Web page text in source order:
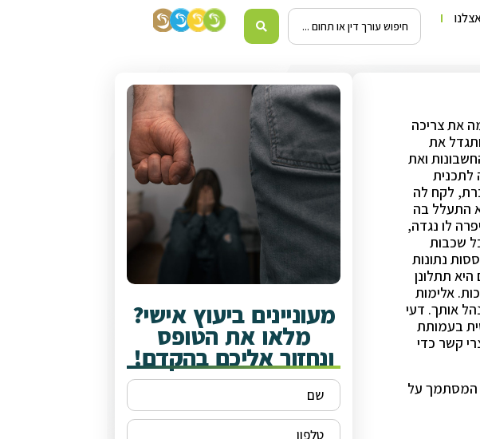
את צריכה
את
ואת
לתכנית
לקח לה
התעלל בה
לו נגדה,
שכבות
נתונות
תתלונן
אלימות
אותך. דעי
בעמותת
קשר כדי
המסתמך על
מעוניינים ביעוץ אישי?
מלאו את הטופס
ונחזור אליכם בהקדם!